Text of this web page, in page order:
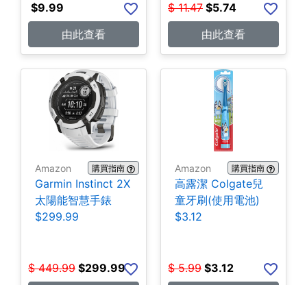
$9.99
由此查看
$ 11.47 $5.74
由此查看
Amazon 購買指南
Garmin Instinct 2X
太陽能智慧手錶
$299.99
$ 449.99 $299.99
Amazon 購買指南
高露潔 Colgate兒
童牙刷(使用電池)
$3.12
$ 5.99 $3.12